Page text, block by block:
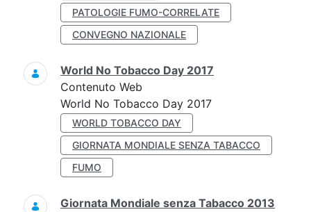
PATOLOGIE FUMO-CORRELATE
CONVEGNO NAZIONALE
World No Tobacco Day 2017
Contenuto Web
World No Tobacco Day 2017
WORLD TOBACCO DAY
GIORNATA MONDIALE SENZA TABACCO
FUMO
Giornata Mondiale senza Tabacco 2013